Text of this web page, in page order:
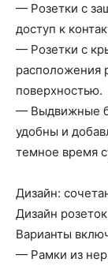
— Розетки с
доступ к
— Розетки с
расположения
поверхностью.
— Выдвижные
удобны и
темное время
Дизайн:
Дизайн
Варианты
— Рамки из